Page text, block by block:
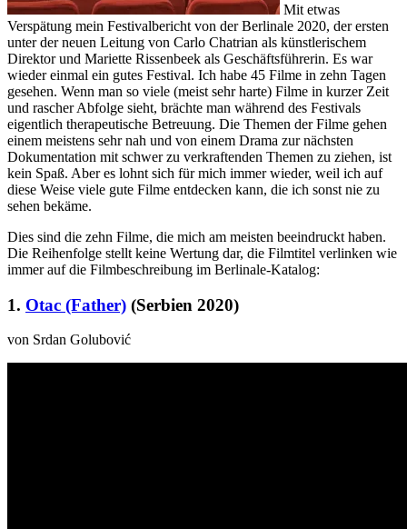
Mit etwas
Verspätung mein Festivalbericht von der Berlinale 2020, der ersten
unter der neuen Leitung von Carlo Chatrian als künstlerischem
Direktor und Mariette Rissenbeek als Geschäftsführerin. Es war
wieder einmal ein gutes Festival. Ich habe 45 Filme in zehn Tagen
gesehen. Wenn man so viele (meist sehr harte) Filme in kurzer Zeit
und rascher Abfolge sieht, brächte man während des Festivals
eigentlich therapeutische Betreuung. Die Themen der Filme gehen
einem meistens sehr nah und von einem Drama zur nächsten
Dokumentation mit schwer zu verkraftenden Themen zu ziehen, ist
kein Spaß. Aber es lohnt sich für mich immer wieder, weil ich auf
diese Weise viele gute Filme entdecken kann, die ich sonst nie zu
sehen bekäme.
Dies sind die zehn Filme, die mich am meisten beeindruckt haben.
Die Reihenfolge stellt keine Wertung dar, die Filmtitel verlinken wie
immer auf die Filmbeschreibung im Berlinale-Katalog:
1. Otac (Father) (Serbien 2020)
von Srdan Golubović